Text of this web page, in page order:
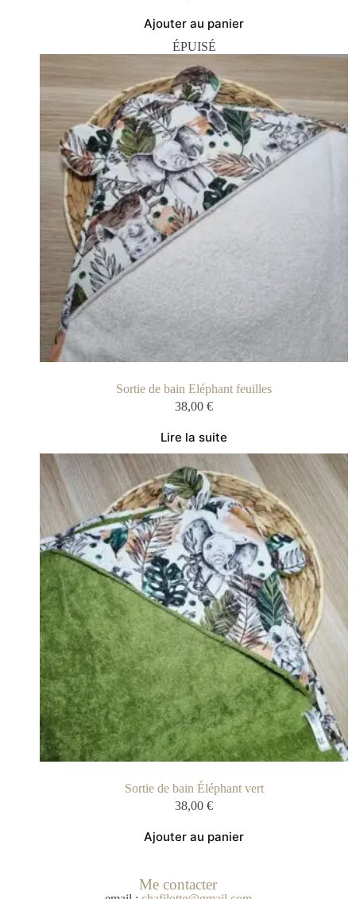
Ajouter au panier
ÉPUISÉ
Sortie de bain Eléphant feuilles
38,00 €
Lire la suite
Sortie de bain Éléphant vert
38,00 €
Ajouter au panier
Me contacter